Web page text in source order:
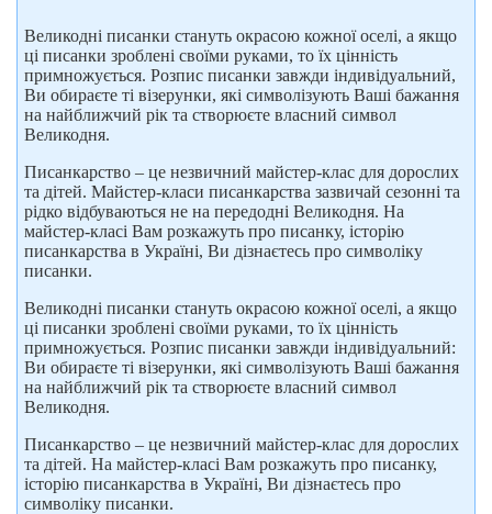
Великодні писанки стануть окрасою кожної оселі, а якщо
ці писанки зроблені своїми руками, то їх цінність
примножується. Розпис писанки завжди індивідуальний,
Ви обираєте ті візерунки, які символізують Ваші бажання
на найближчий рік та створюєте власний символ
Великодня.
Писанкарство – це незвичний майстер-клас для дорослих
та дітей. Майстер-класи писанкарства зазвичай сезонні та
рідко відбуваються не на передодні Великодня. На
майстер-класі Вам розкажуть про писанку, історію
писанкарства в Україні, Ви дізнаєтесь про символіку
писанки.
Великодні писанки стануть окрасою кожної оселі, а якщо
ці писанки зроблені своїми руками, то їх цінність
примножується. Розпис писанки завжди індивідуальний:
Ви обираєте ті візерунки, які символізують Ваші бажання
на найближчий рік та створюєте власний символ
Великодня.
Писанкарство – це незвичний майстер-клас для дорослих
та дітей. На майстер-класі Вам розкажуть про писанку,
історію писанкарства в Україні, Ви дізнаєтесь про
символіку писанки.